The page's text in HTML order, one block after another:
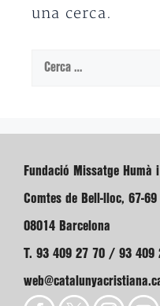
una cerca.
Cerca:
Fundació Missatge Humà
Comtes de Bell-lloc, 67-69
08014 Barcelona
T. 93 409 27 70 / 93 409